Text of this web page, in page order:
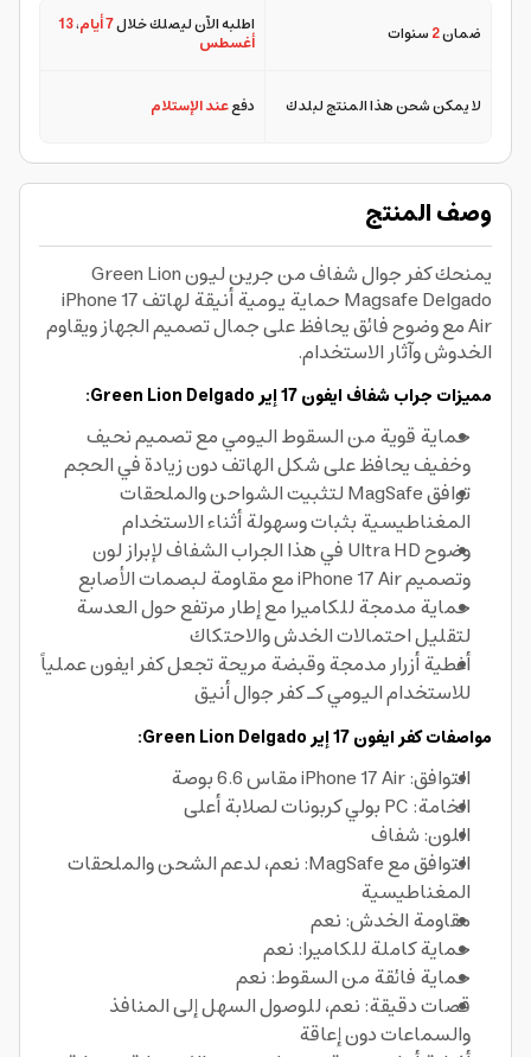
ضمان2سنوات اطلبه الآن ليصلك خلال7 أيام ،13
أغسطس
لا يمكن شحن هذا المنتج لبلدك دفععند الإستلام
وصف المنتج
يمنحك كفر جوال شفاف من جرين ليون Green Lion
Magsafe Delgado حماية يومية أنيقة لهاتف iPhone 17
Air مع وضوح فائق يحافظ على جمال تصميم الجهاز ويقاوم
الخدوش وآثار الاستخدام.
مميزات جراب شفاف ايفون 17 إير Green Lion Delgado:
حماية قوية من السقوط اليومي مع تصميم نحيف
وخفيف يحافظ على شكل الهاتف دون زيادة في الحجم
توافق MagSafe لتثبيت الشواحن والملحقات
المغناطيسية بثبات وسهولة أثناء الاستخدام
وضوح Ultra HD في هذا الجراب الشفاف لإبراز لون
وتصميم iPhone 17 Air مع مقاومة لبصمات الأصابع
حماية مدمجة للكاميرا مع إطار مرتفع حول العدسة
لتقليل احتمالات الخدش والاحتكاك
أغطية أزرار مدمجة وقبضة مريحة تجعل كفر ايفون عملياً
للاستخدام اليومي كـ كفر جوال أنيق
مواصفات كفر ايفون 17 إير Green Lion Delgado:
التوافق: iPhone 17 Air مقاس 6.6 بوصة
الخامة: PC بولي كربونات لصلابة أعلى
اللون: شفاف
التوافق مع MagSafe: نعم، لدعم الشحن والملحقات
المغناطيسية
مقاومة الخدش: نعم
حماية كاملة للكاميرا: نعم
حماية فائقة من السقوط: نعم
قصات دقيقة: نعم، للوصول السهل إلى المنافذ
والسماعات دون إعاقة